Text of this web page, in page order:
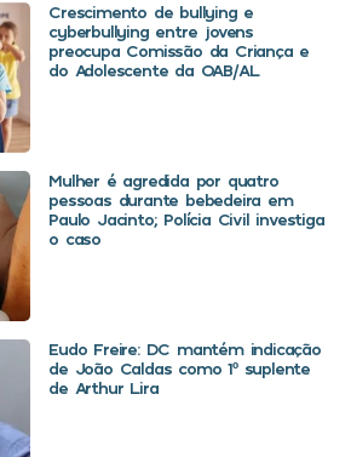
Crescimento de bullying e
cyberbullying entre jovens
preocupa Comissão da Criança e
do Adolescente da OAB/AL
Mulher é agredida por quatro
pessoas durante bebedeira em
Paulo Jacinto; Polícia Civil investiga
o caso
Eudo Freire: DC mantém indicação
de João Caldas como 1º suplente
de Arthur Lira